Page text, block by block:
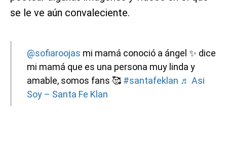
se le ve aún convaleciente.
@sofiaroojas mi mamá conoció a ángel ✨ dice
mi mamá que es una persona muy linda y
amable, somos fans 🥰 #santafeklan ♬ Asi
Soy – Santa Fe Klan